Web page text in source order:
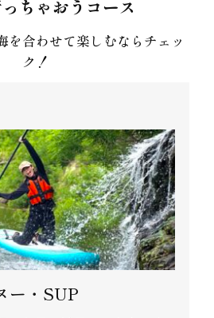
ちゃおうコース
を合わせて楽しむならチェッ
ク！
ー・SUP